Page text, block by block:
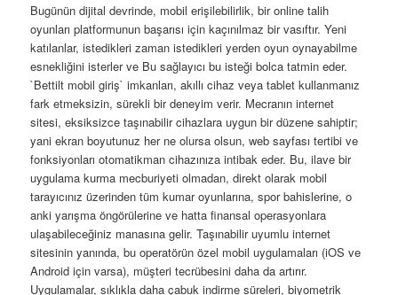
Bugünün dijital devrinde, mobil erişilebilirlik, bir online talih
oyunları platformunun başarısı için kaçınılmaz bir vasıftır. Yeni
katılanlar, istedikleri zaman istedikleri yerden oyun oynayabilme
esnekliğini isterler ve Bu sağlayıcı bu isteği bolca tatmin eder.
`Bettilt mobil giriş` imkanları, akıllı cihaz veya tablet kullanmanız
fark etmeksizin, sürekli bir deneyim verir. Mecranın internet
sitesi, eksiksizce taşınabilir cihazlara uygun bir düzene sahiptir;
yani ekran boyutunuz her ne olursa olsun, web sayfası tertibi ve
fonksiyonları otomatikman cihazınıza intibak eder. Bu, ilave bir
uygulama kurma mecburiyeti olmadan, direkt olarak mobil
tarayıcınız üzerinden tüm kumar oyunlarına, spor bahislerine, o
anki yarışma öngörülerine ve hatta finansal operasyonlara
ulaşabileceğiniz manasına gelir. Taşınabilir uyumlu internet
sitesinin yanında, bu operatörün özel mobil uygulamaları (iOS ve
Android için varsa), müşteri tecrübesini daha da artırır.
Uygulamalar, sıklıkla daha çabuk indirme süreleri, biyometrik